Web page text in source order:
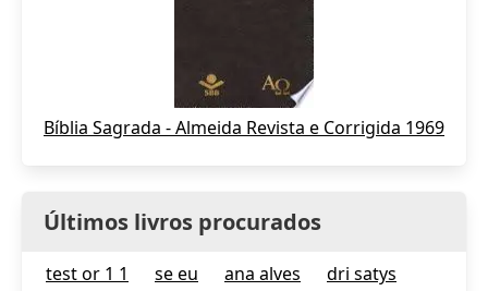
Bíblia Sagrada - Almeida Revista e Corrigida 1969
Últimos livros procurados
test or 1 1 se eu ana alves dri satys